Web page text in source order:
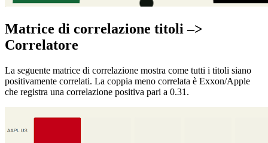
Matrice di correlazione titoli –>
Correlatore
La seguente matrice di correlazione mostra come tutti i titoli siano
positivamente correlati. La coppia meno correlata è Exxon/Apple
che registra una correlazione positiva pari a 0.31.